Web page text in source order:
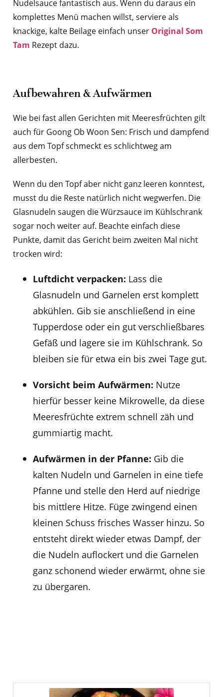
Nudelsauce fantastisch aus. Wenn du daraus ein
komplettes Menü machen willst, serviere als
knackige, kalte Beilage einfach unser Original Som
Tam Rezept dazu.
Aufbewahren & Aufwärmen
Wie bei fast allen Gerichten mit Meeresfrüchten gilt
auch für Goong Ob Woon Sen: Frisch und dampfend
aus dem Topf schmeckt es schlichtweg am
allerbesten.
Wenn du den Topf aber nicht ganz leeren konntest,
musst du die Reste natürlich nicht wegwerfen. Die
Glasnudeln saugen die Würzsauce im Kühlschrank
sogar noch weiter auf. Beachte einfach diese
Punkte, damit das Gericht beim zweiten Mal nicht
trocken wird:
Luftdicht verpacken: Lass die
Glasnudeln und Garnelen erst komplett
abkühlen. Gib sie anschließend in eine
Tupperdose oder ein gut verschließbares
Gefäß und lagere sie im Kühlschrank. So
bleiben sie für etwa ein bis zwei Tage gut.
Vorsicht beim Aufwärmen: Nutze
hierfür besser keine Mikrowelle, da diese
Meeresfrüchte extrem schnell zäh und
gummiartig macht.
Aufwärmen in der Pfanne: Gib die
kalten Nudeln und Garnelen in eine tiefe
Pfanne und stelle den Herd auf niedrige
bis mittlere Hitze. Füge zwingend einen
kleinen Schuss frisches Wasser hinzu. So
entsteht direkt wieder etwas Dampf, der
die Nudeln auflockert und die Garnelen
ganz schonend wieder erwärmt, ohne sie
zu übergaren.